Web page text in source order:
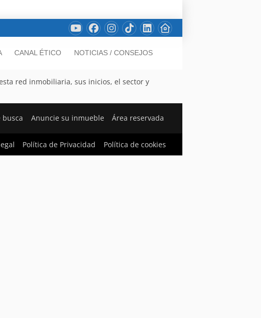
CANAL ÉTICO NOTICIAS / CONSEJOS
red inmobiliaria, sus inicios, el sector y
busca Anuncie su inmueble Área reservada
Política de Privacidad Política de cookies